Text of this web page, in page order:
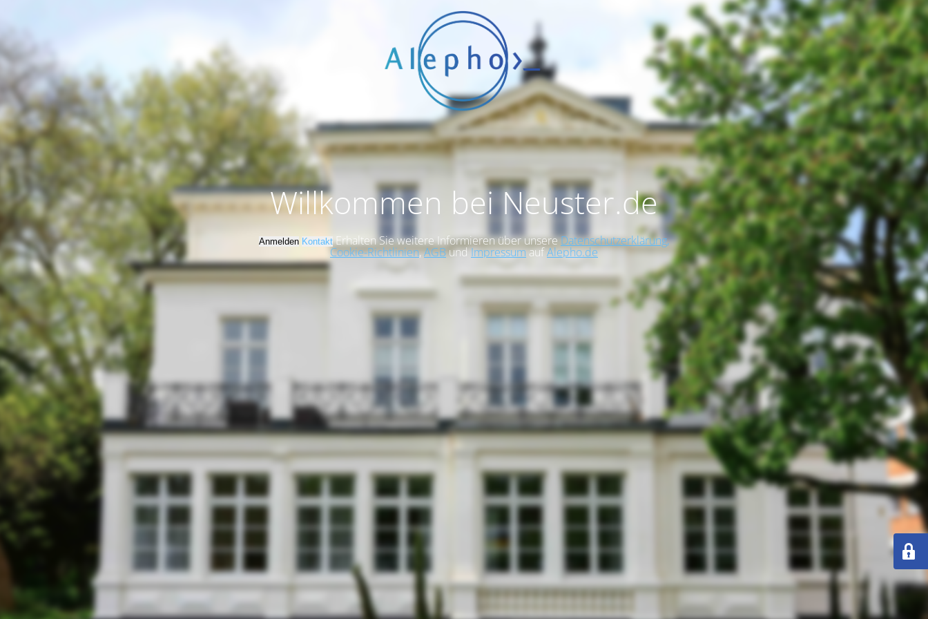
Willkommen bei Neuster.de
Anmelden KontaktErhalten Sie weitere Informieren über unsereDatenschutzerklärung,
Cookie-Richtlinien,AGBundImpressumaufAlepho.de